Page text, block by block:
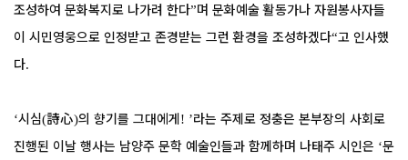
조성하여 문화복지로 나가려 한다”며 문화예술 활동가나 자원봉사자들
이 시민영웅으로 인정받고 존경받는 그런 환경을 조성하겠다“고 인사했
다.
‘시심(詩心)의 향기를 그대에게! ’라는 주제로 정충은 본부장의 사회로
진행된 이날 행사는 남양주 문학 예술인들과 함께하며 나태주 시인은 ‘문